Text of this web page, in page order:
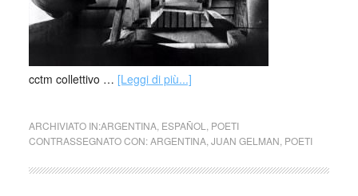
cctm collettivo … [Leggi di più...]
ARCHIVIATO IN:ARGENTINA, ESPAÑOL
POETI
CONTRASSEGNATO CON:ARGENTINA, JUAN GELMAN POETI